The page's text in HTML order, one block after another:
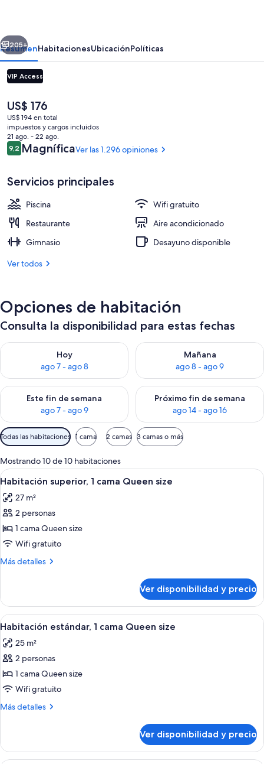
Siguiente
205+
ResumenHabitacionesUbicaciónPolíticas
VIP Access
El
precio
actual
es
de
US$ 176
US$ 176
US$ 194 en total
impuestos y cargos incluidos
21 ago. - 22 ago.
Opiniones
9,29,2 de 10
MagníficaVer las 1.296 opiniones
Servicios principales
Piscina
Wifi gratuito
Restaurante
Aire acondicionado
Gimnasio
Desayuno disponible
Ver todos
Opciones de habitación
Consulta la disponibilidad para estas fechas
Hoy
ago 7 - ago 8
Consulta la disponibilidad para hoy ago 7 - ago 8
Mañana
ago 8 - ago 9
Consulta la disponibilidad
Este fin de semana
ago 7 - ago 9
Consulta la disponibilidad para este fin de semana ago 7 -
Próximo fin de semana
ago 14 - ago 16
Consulta la disponibilidad
Filtros
disponibles
para
las
habitaciones
Todas las habitaciones 1 cama 2 camas 3 camas o más
Mostrando 10 de 10 habitaciones
Ver
todas
las
fotos
de
Habitación
superior,
Queen
size
Ropa de cama hipoalergénica,
20
Habitación superior, 1 cama Queen size
27 m²
2 personas
1 cama Queen size
Wifi gratuito
Más detalles
Más
superior,
cama
size
Ver disponibilidad y precio
Ver
todas
las
fotos
de
Habitación
estándar,
Queen
size
Ropa de cama hipoalergénica,
16
Habitación estándar, 1 cama Queen size
25 m²
2 personas
1 cama Queen size
Wifi gratuito
Más detalles
Más
estándar,
Ver disponibilidad y precio